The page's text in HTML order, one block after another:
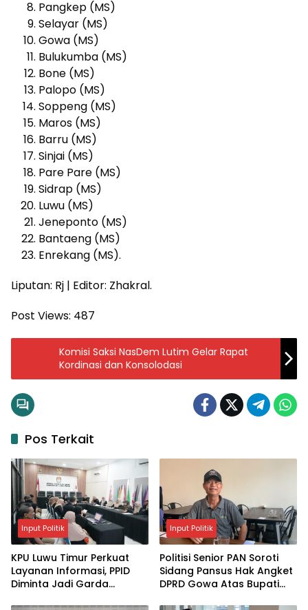
Pangkep (MS)
Selayar (MS)
Gowa (MS)
Bulukumba (MS)
Bone (MS)
Palopo (MS)
Soppeng (MS)
Maros (MS)
Barru (MS)
Sinjai (MS)
Pare Pare (MS)
Sidrap (MS)
Luwu (MS)
Jeneponto (MS)
Bantaeng (MS)
Enrekang (MS).
Liputan: Rj | Editor: Zhakral.
Post Views: 487
Komisi Saksi NasDem Lutim Gelar Rapat
Kordinasi dan Konsolodasi
Pos Terkait
Input Politik
KPU Luwu Timur Perkuat
Layanan Informasi, PPID
Diminta Jadi Garda
Input Politik
Politisi Senior PAN Soroti
Sidang Pansus Hak Angket
DPRD Gowa Atas Bupati